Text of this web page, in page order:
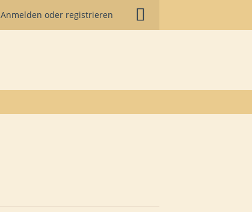
Anmelden oder registrieren